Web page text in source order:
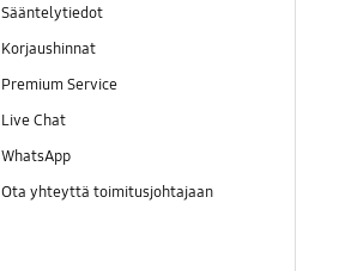
Sääntelytiedot
Korjaushinnat
Premium Service
Live Chat
WhatsApp
Ota yhteyttä toimitusjohtajaan